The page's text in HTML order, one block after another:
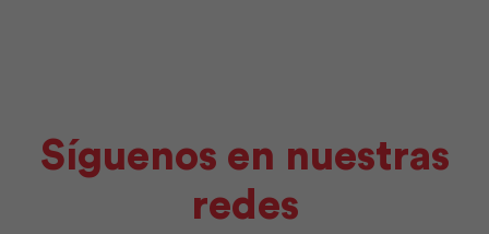
Síguenos en nuestras
redes